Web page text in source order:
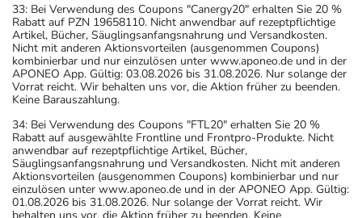
33: Bei Verwendung des Coupons "Canergy20" erhalten Sie 20 %
Rabatt auf PZN 19658110. Nicht anwendbar auf rezeptpflichtige
Artikel, Bücher, Säuglingsanfangsnahrung und Versandkosten.
Nicht mit anderen Aktionsvorteilen (ausgenommen Coupons)
kombinierbar und nur einzulösen unter www.aponeo.de und in der
APONEO App. Gültig: 03.08.2026 bis 31.08.2026. Nur solange der
Vorrat reicht. Wir behalten uns vor, die Aktion früher zu beenden.
Keine Barauszahlung.
34: Bei Verwendung des Coupons "FTL20" erhalten Sie 20 %
Rabatt auf ausgewählte Frontline und Frontpro-Produkte. Nicht
anwendbar auf rezeptpflichtige Artikel, Bücher,
Säuglingsanfangsnahrung und Versandkosten. Nicht mit anderen
Aktionsvorteilen (ausgenommen Coupons) kombinierbar und nur
einzulösen unter www.aponeo.de und in der APONEO App. Gültig:
01.08.2026 bis 31.08.2026. Nur solange der Vorrat reicht. Wir